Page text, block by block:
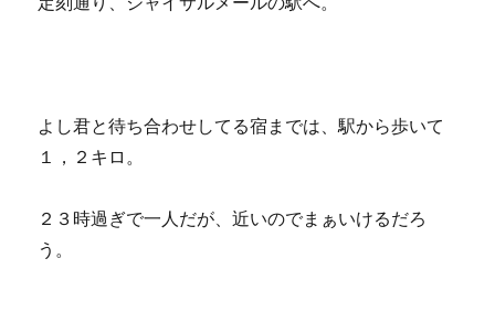
よし君と待ち合わせしてる宿までは、駅から歩いて
１，２キロ。
２３時過ぎで一人だが、近いのでまぁいけるだろ
う。